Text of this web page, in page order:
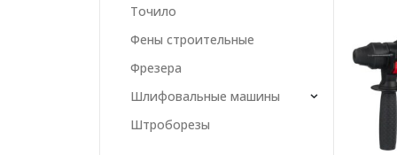
Точило
Фены строительные
Фрезера
Шлифовальные машины
Штроборезы